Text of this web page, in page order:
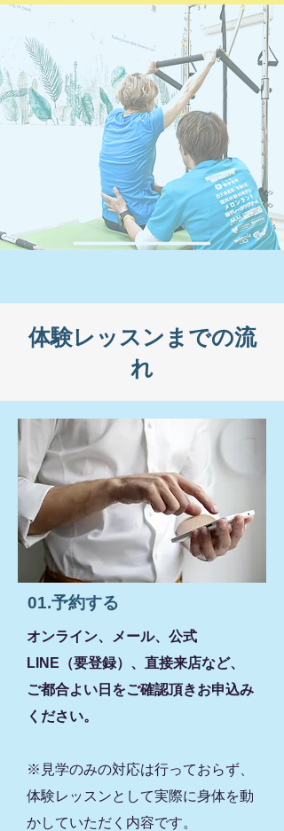
体験レッスンまでの流
れ
01.予約する
オンライン、メール、公式
LINE（要登録）、直接来店など、
ご都合よい日をご確認頂きお申込み
ください。​
※見学のみの対応は行っておらず、
体験レッスンとして実際に身体を動
かしていただく内容です。